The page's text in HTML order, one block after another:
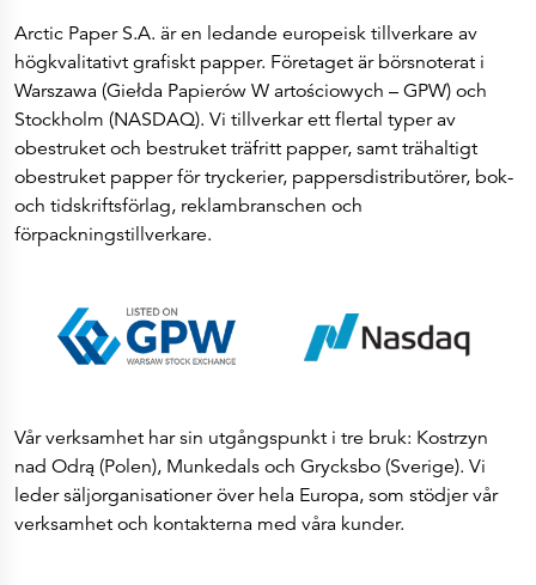
Ägarstruktur
Aktieägare och obligationsinnehavare
Kontakter
Huvudkontor
Säljkontor
Investor Relations
Arctic Paper S.A. är en ledande europeisk tillverkare av
högkvalitativt grafiskt papper. Företaget är börsnoterat i
Warszawa (Giełda Papierów W artościowych – GPW) och
Stockholm (NASDAQ). Vi tillverkar ett flertal typer av
obestruket och bestruket träfritt papper, samt trähaltigt
obestruket papper för tryckerier, pappersdistributörer, bok-
och tidskriftsförlag, reklambranschen och
förpackningstillverkare.
Vår verksamhet har sin utgångspunkt i tre bruk: Kostrzyn
nad Odrą (Polen), Munkedals och Grycksbo (Sverige). Vi
leder säljorganisationer över hela Europa, som stödjer vår
verksamhet och kontakterna med våra kunder.